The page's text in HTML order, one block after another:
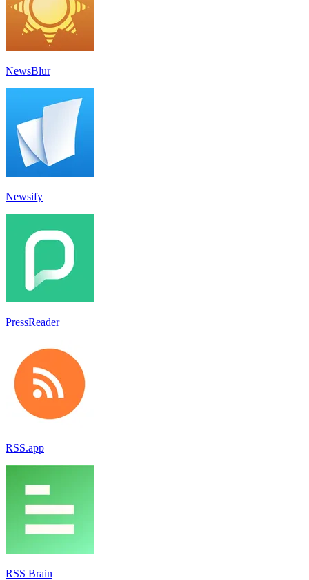
NewsBlur
Newsify
PressReader
RSS.app
RSS Brain